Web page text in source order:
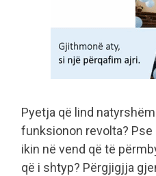
​Pyetja që lind
funksionon revolta?
ikin në vend që të
që i shtyp? Përgjigjja